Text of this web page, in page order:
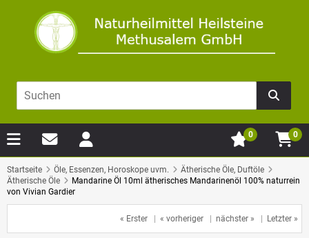
0
0
Startseite Öle, Essenzen, Horoskope uvm.
Ätherische Öle, Duftöle
Ätherische Öle
Mandarine Öl 10ml ätherisches Mandarinenöl 100% naturrein
von Vivian Gardier
« Erster | « vorheriger | nächster » | Letzter »